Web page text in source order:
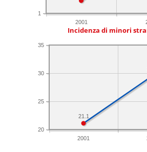
2001
1
Incidenza di minori
2001
20
25
30
35
21.1